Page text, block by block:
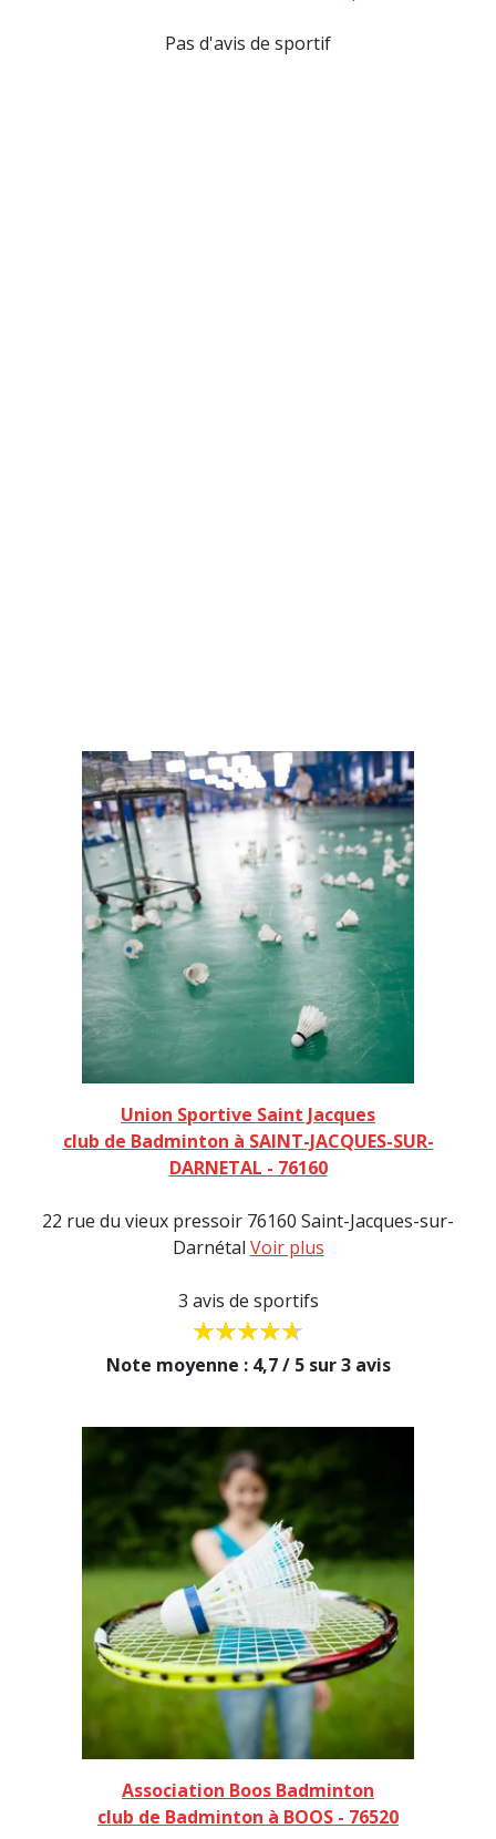
Pas d'avis de sportif
Union Sportive Saint Jacques
club de Badminton à SAINT-JACQUES-SUR-
DARNETAL - 76160
22 rue du vieux pressoir 76160 Saint-Jacques-sur-
Darnétal Voir plus
3 avis de sportifs
Note moyenne : 4,7 / 5 sur 3 avis
Association Boos Badminton
club de Badminton à BOOS - 76520